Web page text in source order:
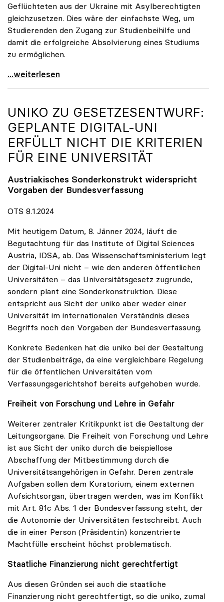
Geflüchteten aus der Ukraine mit Asylberechtigten
gleichzusetzen. Dies wäre der einfachste Weg, um
Studierenden den Zugang zur Studienbeihilfe und
damit die erfolgreiche Absolvierung eines Studiums
zu ermöglichen.
Studierende aus der Ukraine dauerhaft in
...weiterlesen
UNIKO ZU GESETZESENTWURF:
GEPLANTE DIGITAL-UNI
ERFÜLLT NICHT DIE KRITERIEN
FÜR EINE UNIVERSITÄT
Austriakisches Sonderkonstrukt widerspricht
Vorgaben der Bundesverfassung
OTS 8.1.2024
Mit heutigem Datum, 8. Jänner 2024, läuft die
Begutachtung für das Institute of Digital Sciences
Austria, IDSA, ab. Das Wissenschaftsministerium legt
der Digital-Uni nicht – wie den anderen öffentlichen
Universitäten – das Universitätsgesetz zugrunde,
sondern plant eine Sonderkonstruktion. Diese
entspricht aus Sicht der uniko aber weder einer
Universität im internationalen Verständnis dieses
Begriffs noch den Vorgaben der Bundesverfassung.
Konkrete Bedenken hat die uniko bei der Gestaltung
der Studienbeiträge, da eine vergleichbare Regelung
für die öffentlichen Universitäten vom
Verfassungsgerichtshof bereits aufgehoben wurde.
Freiheit von Forschung und Lehre in Gefahr
Weiterer zentraler Kritikpunkt ist die Gestaltung der
Leitungsorgane. Die Freiheit von Forschung und Lehre
ist aus Sicht der uniko durch die beispiellose
Abschaffung der Mitbestimmung durch die
Universitätsangehörigen in Gefahr. Deren zentrale
Aufgaben sollen dem Kuratorium, einem externen
Aufsichtsorgan, übertragen werden, was im Konflikt
mit Art. 81c Abs. 1 der Bundesverfassung steht, der
die Autonomie der Universitäten festschreibt. Auch
die in einer Person (Präsident:in) konzentrierte
Machtfülle erscheint höchst problematisch.
Staatliche Finanzierung nicht gerechtfertigt
Aus diesen Gründen sei auch die staatliche
Finanzierung nicht gerechtfertigt, so die uniko, zumal